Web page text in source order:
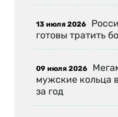
13 июля 2026
готовы тратить
09 июля 2026
мужские кольца
за год